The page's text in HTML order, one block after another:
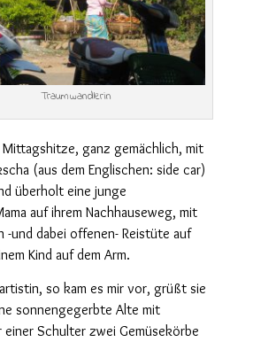
Traumwandlerin
Mittagshitze, ganz gemächlich, mit
(aus dem Englischen: side car)
überholt eine junge
auf ihrem Nachhauseweg, mit
-und dabei offenen- Reistüte auf
Kind auf dem Arm.
so kam es mir vor, grüßt sie
sonnengegerbte Alte mit
Schulter zwei Gemüsekörbe